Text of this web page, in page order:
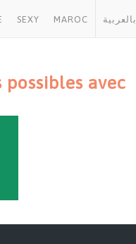
SEXY MAROC بالعربية
possibles avec